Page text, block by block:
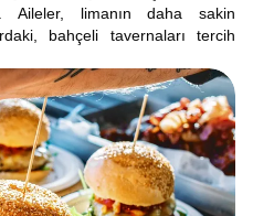
Aileler, limanın daha sakin
bahçeli tavernaları tercih